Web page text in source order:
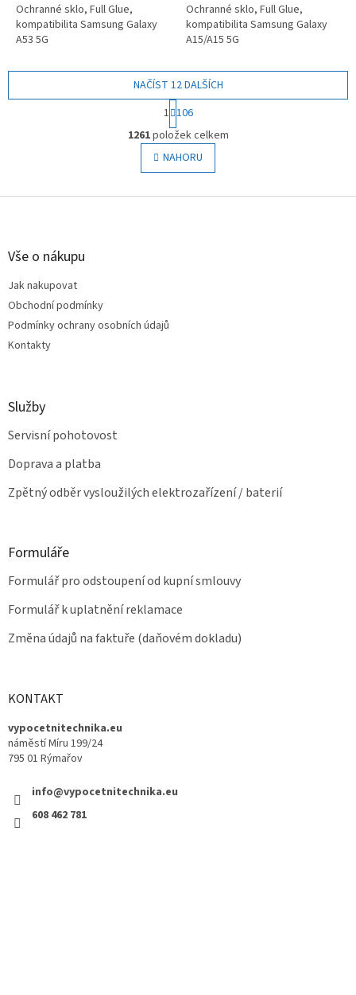
Ochranné sklo, Full Glue,
kompatibilita Samsung Galaxy
A53 5G
Ochranné sklo, Full Glue,
kompatibilita Samsung Galaxy
A15/A15 5G
O
v
l
á
a
NAČÍST 12 DALŠÍCH
S
t
r
á
n
k
v
1 106
1261položek celkem
NAHORU
Z
Vše o nákupu
Jak nakupovat
Obchodní podmínky
Podmínky ochrany osobních údajů
Kontakty
Služby
Servisní pohotovost
Doprava a platba
Zpětný odběr vysloužilých elektrozařízení / baterií
Formuláře
Formulář pro odstoupení od kupní smlouvy
Formulář k uplatnění reklamace
Změna údajů na faktuře (daňovém dokladu)
KONTAKT
vypocetnitechnika.eu
náměstí Míru 199/24
795 01 Rýmařov
info@vypocetnitechnika.eu
608 462 781